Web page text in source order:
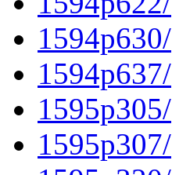
1594p630/
1594p637/
1595p305/
1595p307/